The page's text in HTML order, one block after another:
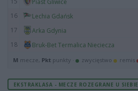
16
Lechia Gdańsk
17
Arka Gdynia
18
Bruk-Bet Termalica Nieciecza
M mecze, Pkt punkty · zwycięstwo remis
EKSTRAKLASA - MECZE ROZEGRANE U SIEBIE